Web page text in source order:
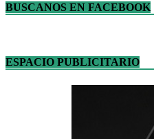
BUSCANOS EN FACEBOOK
ESPACIO PUBLICITARIO